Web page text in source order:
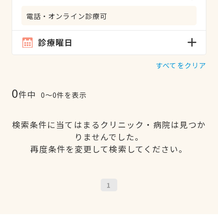
電話・オンライン診療可
診療曜日
すべてをクリア
0件中 0〜0件を表示
検索条件に当てはまるクリニック・病院は見つか
りませんでした。
再度条件を変更して検索してください。
1